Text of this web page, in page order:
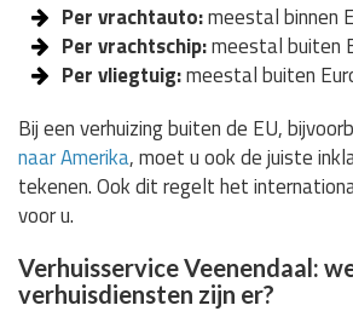
Per vrachtauto:meestal binnen
Per vrachtschip:meestal buiten
Per vliegtuig:meestal buiten
Bij een verhuizing buiten de EU,
naar Amerika, moet u ook de juiste
tekenen. Ook dit regelt het
voor u.
Verhuisservice Veenendaal:
verhuisdiensten zijn er?